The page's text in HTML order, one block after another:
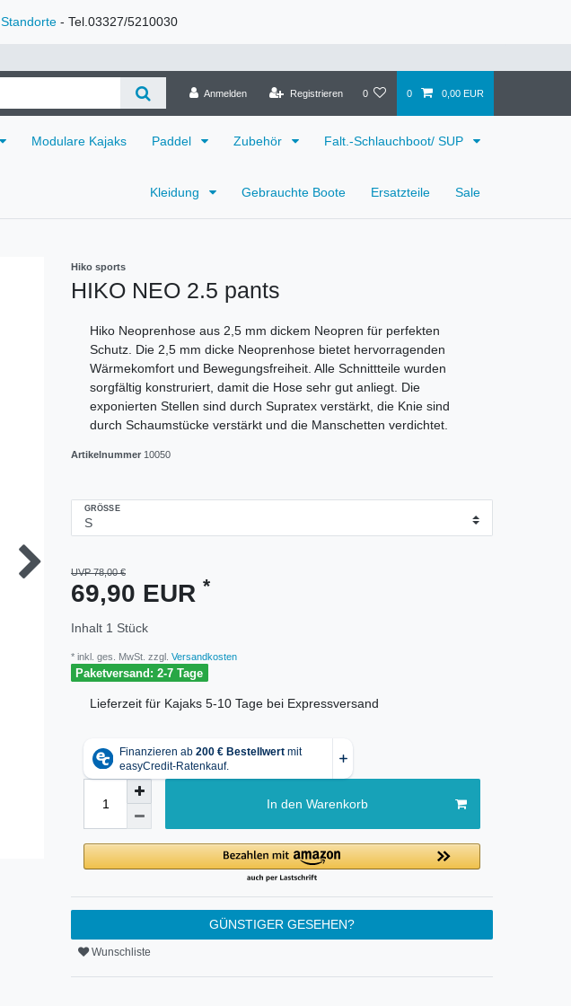
Standorte - Tel.03327/5210030
Anmelden
Registrieren 0 0 0,00 EUR
Modulare Kajaks Paddel Zubehör Falt.-Schlauchboot/ SUP
Kleidung Gebrauchte Boote Ersatzteile Sale
Hiko sports
HIKO NEO 2.5 pants
Hiko Neoprenhose aus 2,5 mm dickem Neopren für perfekten
Schutz. Die 2,5 mm dicke Neoprenhose bietet hervorragenden
Wärmekomfort und Bewegungsfreiheit. Alle Schnittteile wurden
sorgfältig konstruriert, damit die Hose sehr gut anliegt. Die
exponierten Stellen sind durch Supratex verstärkt, die Knie sind
durch Schaumstücke verstärkt und die Manschetten verdichtet.
Artikelnummer 10050
GRÖSSE
UVP 78,00 €
69,90 EUR *
Inhalt 1 Stück
* inkl. ges. MwSt. zzgl. Versandkosten
Paketversand: 2-7 Tage
Lieferzeit für Kajaks 5-10 Tage bei Expressversand
In den Warenkorb
GÜNSTIGER GESEHEN?
Wunschliste